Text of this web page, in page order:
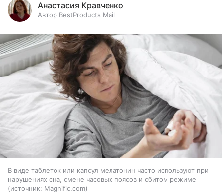
Анастасия Кравченко
Автор BestProducts Mail
В виде таблеток или капсул мелатонин часто используют при
нарушениях сна, смене часовых поясов и сбитом режиме
источник: Magnific.com